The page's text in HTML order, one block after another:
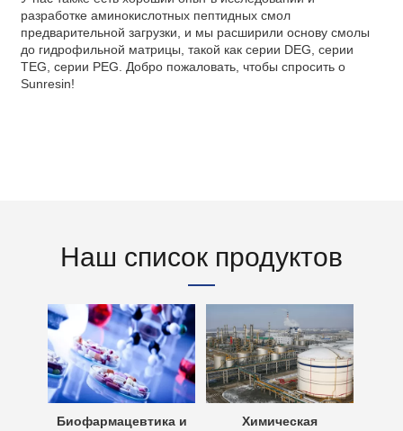
разработке аминокислотных пептидных смол
предварительной загрузки, и мы расширили основу смолы
до гидрофильной матрицы, такой как серии DEG, серии
TEG, серии PEG. Добро пожаловать, чтобы спросить о
Sunresin!
Наш список продуктов
Биофармацевтика и
Химическая